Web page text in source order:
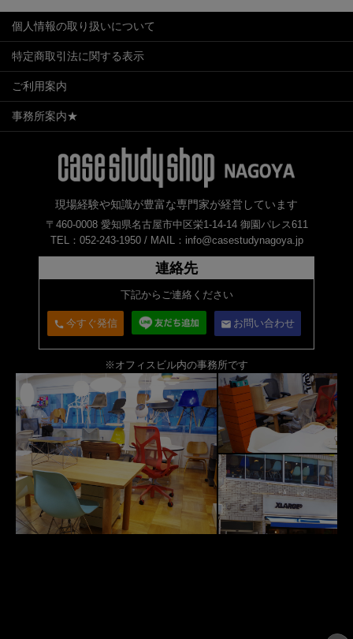
個人情報の取り扱いについて
特定商取引法に関する表示
ご利用案内
事務所案内★
現場経験や知識が豊富な専門家が経営しています
〒460-0008 愛知県名古屋市中区栄1-14-14 御園パレス611
TEL：052-243-1950 / MAIL：info@casestudynagoya.jp
連絡先
下記からご連絡ください
call 今すぐ発信 email お問い合わせ
※オフィスビル内の事務所です